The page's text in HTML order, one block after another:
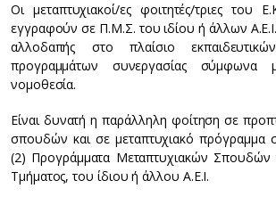
Οι μεταπτυχιακοί/ες φοιτητές/τριες του
εγγραφούν σε Π.Μ.Σ. του ιδίου ή άλλων
αλλοδαπής στο πλαίσιο
προγραμμάτων συνεργασίας σύμφωνα
νομοθεσία.
Είναι δυνατή η παράλληλη φοίτηση σε
σπουδών και σε μεταπτυχιακό
(2) Προγράμματα Μεταπτυχιακών Σπουδών
Τμήματος, του ίδιου ή άλλου Α.Ε.Ι.